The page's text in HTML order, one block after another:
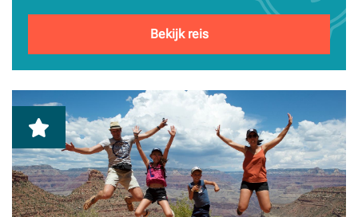
Bekijk reis